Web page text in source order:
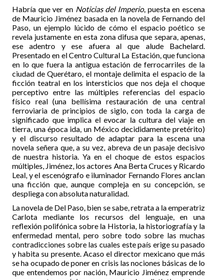
Habría que ver en Noticias del Imperio, puesta en escena
de Mauricio Jiménez basada en la novela de Fernando del
Paso, un ejemplo lúcido de cómo el espacio poético se
revela justamente en esta zona difusa que separa, apenas,
ese adentro y ese afuera al que alude Bachelard.
Presentado en el Centro Cultural La Estación, que funciona
en lo que fuera la antigua estación de ferrocarriles de la
ciudad de Querétaro, el montaje delimita el espacio de la
ficción teatral en los intersticios que nos deja el choque
perceptivo entre las múltiples referencias del espacio
físico real (una bellísima restauración de una central
ferroviaria de principios de siglo, con toda la carga de
significado que implica el evocar la cultura del viaje en
tierra, una época ida, un México decididamente pretérito)
y el discurso resultado de adaptar para la escena una
novela señera que, a su vez, abreva de un pasaje decisivo
de nuestra historia. Ya en el choque de estos espacios
múltiples, Jiménez, los actores Ana Berta Cruces y Ricardo
Leal, y el escenógrafo e iluminador Fernando Flores anclan
una ficción que, aunque compleja en su concepción, se
despliega con absoluta naturalidad.
La novela de Del Paso, bien se sabe, retrata a la emperatriz
Carlota mediante los recursos del lenguaje, en una
reflexión polifónica sobre la Historia, la historiografía y la
enfermedad mental, pero sobre todo sobre las muchas
contradicciones sobre las cuales este país erige su pasado
y habita su presente. Acaso el director mexicano que más
se ha ocupado de poner en crisis las nociones básicas de lo
que entendemos por nación, Mauricio Jiménez emprende